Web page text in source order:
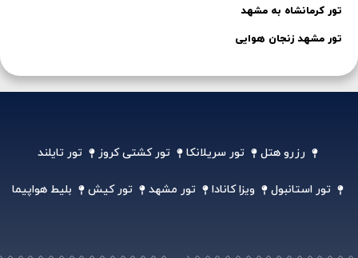
تور کرمانشاه به مشهد
تور مشهد زنجان هوایی
رزرو هتل تور سریلانکا تور کشتی کروز تور تایلند
تور استانبول ویزا کانادا تور مشهد تور کیش بلیط هواپیما